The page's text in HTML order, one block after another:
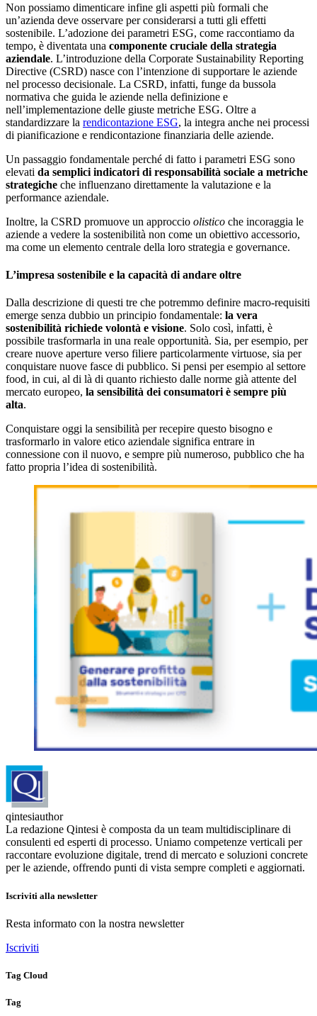
Non possiamo dimenticare infine gli aspetti più formali che
un’azienda deve osservare per considerarsi a tutti gli effetti
sostenibile. L’adozione dei parametri ESG, come raccontiamo da
tempo, è diventata una componente cruciale della strategia
aziendale. L’introduzione della Corporate Sustainability Reporting
Directive (CSRD) nasce con l’intenzione di supportare le aziende
nel processo decisionale. La CSRD, infatti, funge da bussola
normativa che guida le aziende nella definizione e
nell’implementazione delle giuste metriche ESG. Oltre a
standardizzare la rendicontazione ESG, la integra anche nei processi
di pianificazione e rendicontazione finanziaria delle aziende.
Un passaggio fondamentale perché di fatto i parametri ESG sono
elevati da semplici indicatori di responsabilità sociale a metriche
strategiche che influenzano direttamente la valutazione e la
performance aziendale.
Inoltre, la CSRD promuove un approccio olistico che incoraggia le
aziende a vedere la sostenibilità non come un obiettivo accessorio,
ma come un elemento centrale della loro strategia e governance.
L’impresa sostenibile e la capacità di andare oltre
Dalla descrizione di questi tre che potremmo definire macro-requisiti
emerge senza dubbio un principio fondamentale: la vera
sostenibilità richiede volontà e visione. Solo così, infatti, è
possibile trasformarla in una reale opportunità. Sia, per esempio, per
creare nuove aperture verso filiere particolarmente virtuose, sia per
conquistare nuove fasce di pubblico. Si pensi per esempio al settore
food, in cui, al di là di quanto richiesto dalle norme già attente del
mercato europeo, la sensibilità dei consumatori è sempre più
alta.
Conquistare oggi la sensibilità per recepire questo bisogno e
trasformarlo in valore etico aziendale significa entrare in
connessione con il nuovo, e sempre più numeroso, pubblico che ha
fatto propria l’idea di sostenibilità.
qintesiauthor
La redazione Qintesi è composta da un team multidisciplinare di
consulenti ed esperti di processo. Uniamo competenze verticali per
raccontare evoluzione digitale, trend di mercato e soluzioni concrete
per le aziende, offrendo punti di vista sempre completi e aggiornati.
Iscriviti alla newsletter
Resta informato con la nostra newsletter
Iscriviti
Tag Cloud
Tag